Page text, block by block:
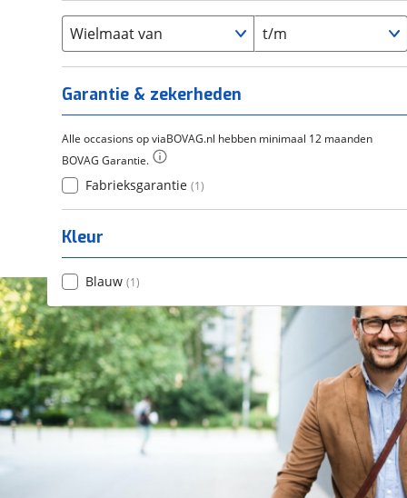
Overig ( 0)
Scandium
Staal (0 )
Tica
Wielmaat van t/m
Garantie & zekerheden
Alle occasions op viaBOVAG.nl hebben minimaal 12 maanden
BOVAG Garantie.
Fabrieksgarantie (1)
Kleur
Blauw (1)